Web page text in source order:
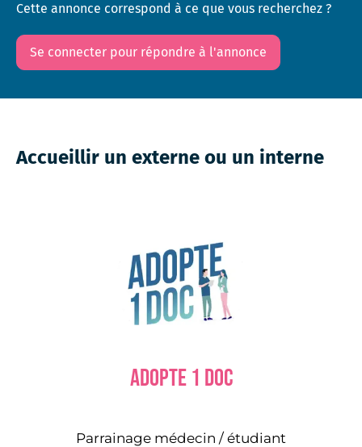
Cette annonce correspond à ce que vous recherchez ?
Se connecter pour répondre à l'annonce
Accueillir un externe ou un interne
Adopte 1 doc
Parrainage médecin / étudiant